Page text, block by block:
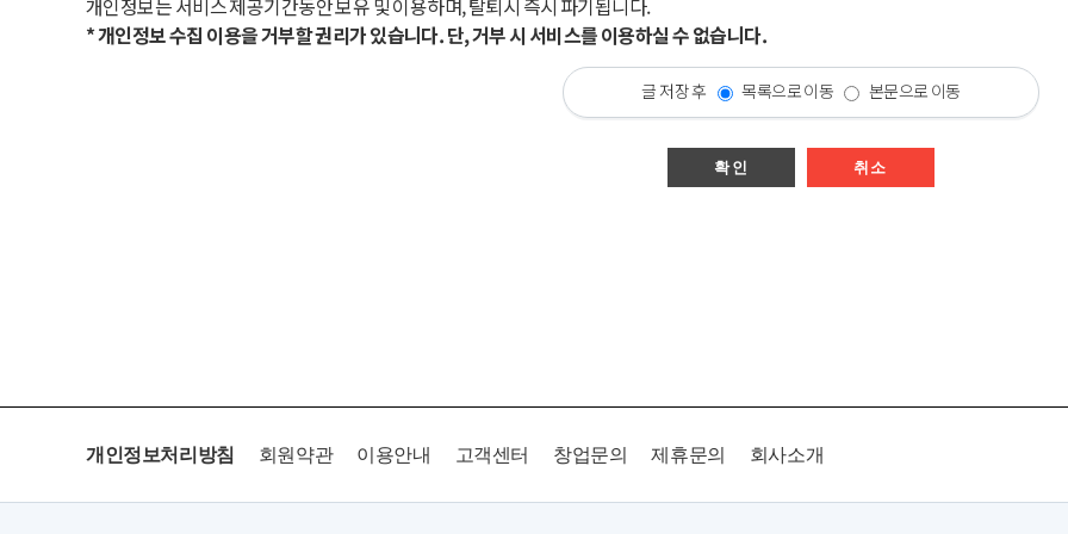
* 개인정보 수집 이용을 거부할 권리가 있습니다. 단, 거부 시 서비스를 이용하실 수 없습니다.
글 저장 후 목록으로 이동 본문으로 이동
확인 취소
개인정보처리방침 회원약관 이용안내 고객센터 창업문의 제휴문의 회사소개